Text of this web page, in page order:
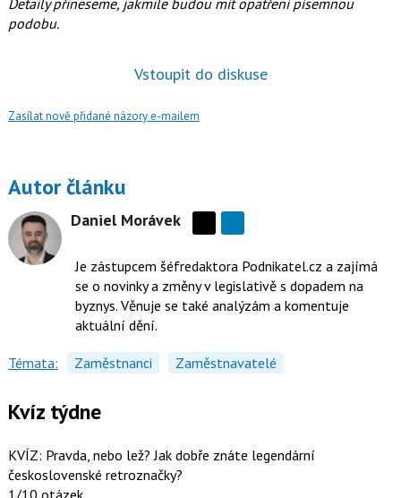
Detaily přineseme, jakmile budou mít opatření písemnou
podobu.
Vstoupit do diskuse
Zasílat nově přidané názory e-mailem
Autor článku
Daniel Morávek
síti
X
Je zástupcem šéfredaktora Podnikatel.cz a zajímá
se o novinky a změny v legislativě s dopadem na
byznys. Věnuje se také analýzám a komentuje
aktuální dění.
Témata: Zaměstnanci Zaměstnavatelé
Kvíz týdne
KVÍZ: Pravda, nebo lež? Jak dobře znáte legendární
československé retroznačky?
1/10 otázek